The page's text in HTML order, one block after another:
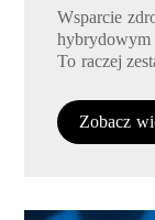
Wsparcie
hybrydowym
To raczej
Zobacz